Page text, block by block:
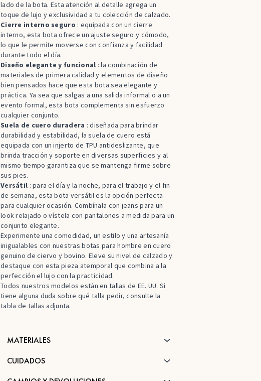
lado de la bota. Esta atención al detalle agrega un
toque de lujo y exclusividad a tu colección de calzado.
Cierre interno seguro : equipada con un cierre
interno, esta bota ofrece un ajuste seguro y cómodo,
lo que le permite moverse con confianza y facilidad
durante todo el día.
Diseño elegante y funcional : la combinación de
materiales de primera calidad y elementos de diseño
bien pensados hace que esta bota sea elegante y
práctica. Ya sea que salgas a una salida informal o a un
evento formal, esta bota complementa sin esfuerzo
cualquier conjunto.
Suela de cuero duradera : diseñada para brindar
durabilidad y estabilidad, la suela de cuero está
equipada con un injerto de TPU antideslizante, que
brinda tracción y soporte en diversas superficies y al
mismo tiempo garantiza que se mantenga firme sobre
sus pies.
Versátil : para el día y la noche, para el trabajo y el fin
de semana, esta bota versátil es la opción perfecta
para cualquier ocasión. Combínala con jeans para un
look relajado o vístela con pantalones a medida para un
conjunto elegante.
Experimente una comodidad, un estilo y una artesanía
inigualables con nuestras botas para hombre en cuero
genuino de ciervo y bovino. Eleve su nivel de calzado y
destaque con esta pieza atemporal que combina a la
perfección el lujo con la practicidad.
Todos nuestros modelos están en tallas de EE. UU. Si
tiene alguna duda sobre qué talla pedir, consulte la
tabla de tallas adjunta.
MATERIALES
CUIDADOS